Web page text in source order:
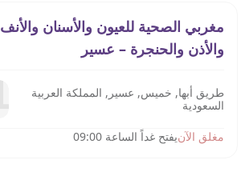
مغربي الصحية للعيون والأسنان والأنف
والأذن والحنجرة – عسير
طريق أبها, خميس, عسير, المملكة العربية
السعودية
مغلق الآنيفتح غداً الساعة 09:00